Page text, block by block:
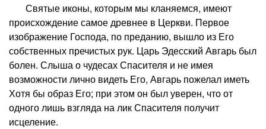
Святые иконы, которым мы кланяемся, имеют
происхождение самое древнее в Церкви. Первое
изображение Господа, по преданию, вышло из Его
собственных пречистых рук. Царь Эдесский Авгарь был
болен. Слыша о чудесах Спасителя и не имея
возможности лично видеть Его, Авгарь пожелал иметь
Хотя бы образ Его; при этом он был уверен, что от
одного лишь взгляда на лик Спасителя получит
исцеление.